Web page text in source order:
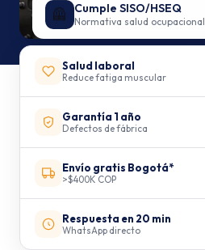
🦺 Cumple SISO/HSEQ
Normativa salud ocupacional
Salud laboral
Reduce fatiga muscular
Garantía 1 año
Defectos de fábrica
Envío gratis Bogotá*
>$400K COP
Respuesta en 20 min
WhatsApp directo